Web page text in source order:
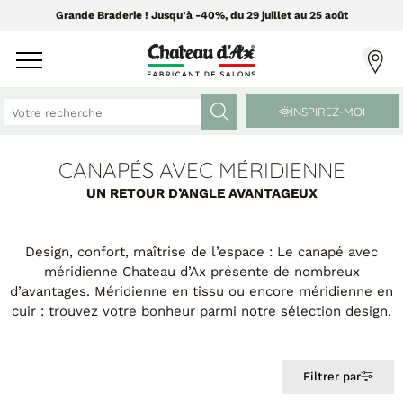
Grande Braderie ! Jusqu’à -40%, du 29 juillet au 25 août
CANAPÉS ET FAUTEUILS
850 tissus et 250 cuirs
PAR MATIÈRE
MEUBLES ET DÉCO
PAR CATÉGORIE
Chaises
Coussins
INSPIREZ-MOI
CANAPÉS AVEC MÉRIDIENNE
UN RETOUR D’ANGLE AVANTAGEUX
Design, confort, maîtrise de l’espace : Le canapé avec
méridienne Chateau d’Ax présente de nombreux
d’avantages. Méridienne en tissu ou encore méridienne en
cuir : trouvez votre bonheur parmi notre sélection design.
Filtrer par